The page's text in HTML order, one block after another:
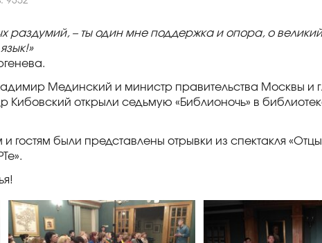
раздумий, – ты один мне поддержка и опора, о
Мединский и министр правительства Москвы и
Кибовский открыли седьмую «Библионочь» в
и гостям были представлены отрывки из спектакля